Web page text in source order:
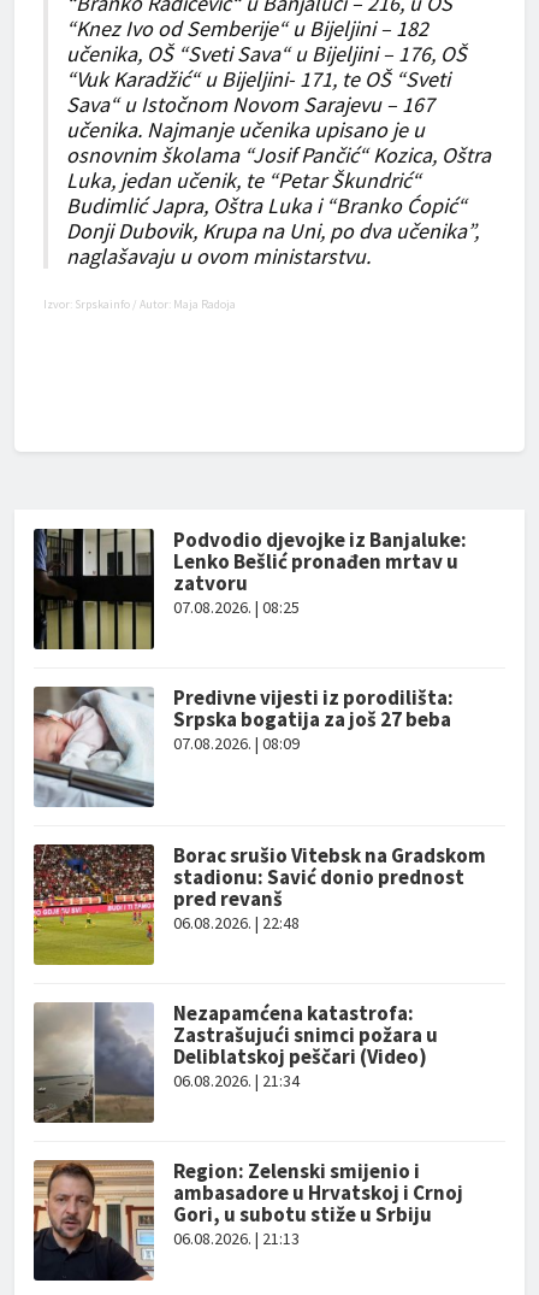
“Knez Ivo od Semberije“ u Bijeljini – 182
učenika, OŠ “Sveti Sava“ u Bijeljini – 176, OŠ
“Vuk Karadžić“ u Bijeljini- 171, te OŠ “Sveti
Sava“ u Istočnom Novom Sarajevu – 167
učenika. Najmanje učenika upisano je u
osnovnim školama “Josif Pančić“ Kozica, Oštra
Luka, jedan učenik, te “Petar Škundrić“
Budimlić Japra, Oštra Luka i “Branko Ćopić“
Donji Dubovik, Krupa na Uni, po dva učenika”,
naglašavaju u ovom ministarstvu.
Izvor: Srpskainfo / Autor: Maja Radoja
Podvodio djevojke iz Banjaluke:
Lenko Bešlić pronađen mrtav u
zatvoru
07.08.2026. | 08:25
Predivne vijesti iz porodilišta:
Srpska bogatija za još 27 beba
07.08.2026. | 08:09
Borac srušio Vitebsk na Gradskom
stadionu: Savić donio prednost
pred revanš
06.08.2026. | 22:48
Nezapamćena katastrofa:
Zastrašujući snimci požara u
Deliblatskoj peščari (Video)
06.08.2026. | 21:34
Region: Zelenski smijenio i
ambasadore u Hrvatskoj i Crnoj
Gori, u subotu stiže u Srbiju
06.08.2026. | 21:13